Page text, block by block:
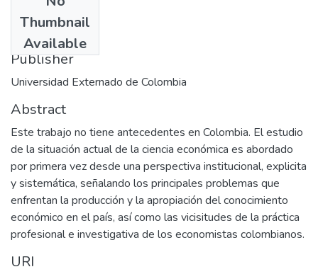
Thumbnail
Available
1999-01
Publisher
Universidad Externado de Colombia
Abstract
Este trabajo no tiene antecedentes en Colombia. El estudio
de la situación actual de la ciencia económica es abordado
por primera vez desde una perspectiva institucional, explicita
y sistemática, señalando los principales problemas que
enfrentan la producción y la apropiación del conocimiento
económico en el país, así como las vicisitudes de la práctica
profesional e investigativa de los economistas colombianos.
URI